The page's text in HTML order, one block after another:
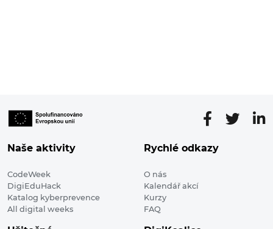
Naše aktivity
CodeWeek
DigiEduHack
Katalog kyberprevence
All digital weeks
Rychlé odkazy
O nás
Kalendář akcí
Kurzy
FAQ